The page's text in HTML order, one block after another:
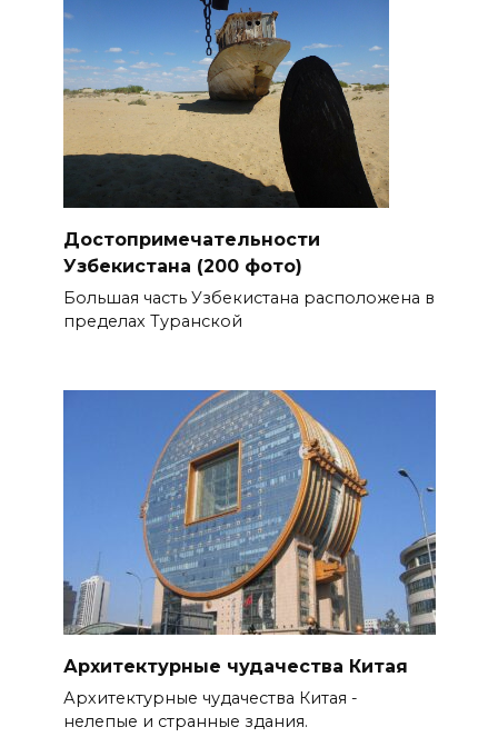
Достопримечательности
Узбекистана (200 фото)
Большая часть Узбекистана расположена в
пределах Туранской
Архитектурные чудачества Китая
Архитектурные чудачества Китая -
нелепые и странные здания.